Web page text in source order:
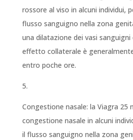
rossore al viso in alcuni individui,
flusso sanguigno nella zona
una dilatazione dei vasi sanguigni
effetto collaterale è
entro poche ore.
5.
Congestione nasale: la Viagra 25
congestione nasale in alcuni
il flusso sanguigno nella zona